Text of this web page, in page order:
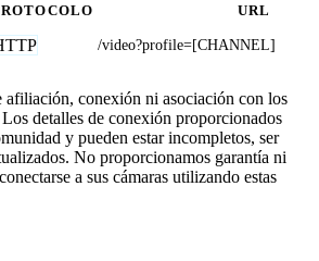
URL
/video?profile=[CHANNEL]
conexión ni asociación con los
detalles de conexión proporcionados
y pueden estar incompletos, ser
No proporcionamos garantía ni
a sus cámaras utilizando estas